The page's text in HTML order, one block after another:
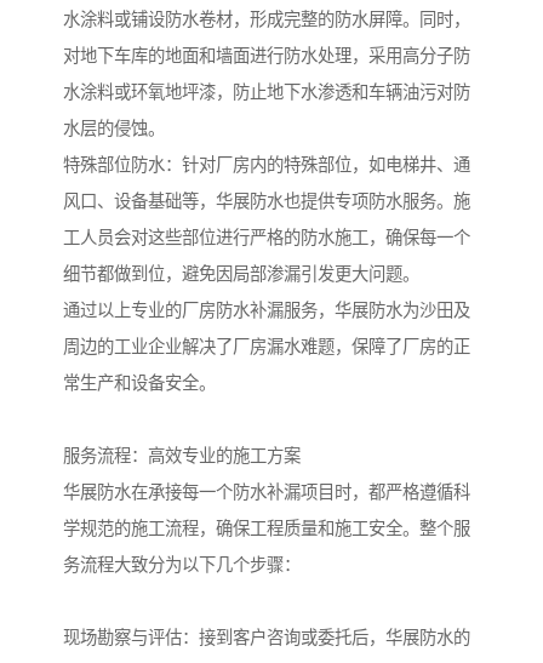
水涂料或铺设防水卷材，形成完整的防水屏障。同时，
对地下车库的地面和墙面进行防水处理，采用高分子防
水涂料或环氧地坪漆，防止地下水渗透和车辆油污对防
水层的侵蚀。
特殊部位防水：针对厂房内的特殊部位，如电梯井、通
风口、设备基础等，华展防水也提供专项防水服务。施
工人员会对这些部位进行严格的防水施工，确保每一个
细节都做到位，避免因局部渗漏引发更大问题。
通过以上专业的厂房防水补漏服务，华展防水为沙田及
周边的工业企业解决了厂房漏水难题，保障了厂房的正
常生产和设备安全。
服务流程：高效专业的施工方案
华展防水在承接每一个防水补漏项目时，都严格遵循科
学规范的施工流程，确保工程质量和施工安全。整个服
务流程大致分为以下几个步骤：
现场勘察与评估：接到客户咨询或委托后，华展防水的